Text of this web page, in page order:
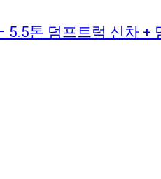
5.5톤 덤프트럭 신차 +